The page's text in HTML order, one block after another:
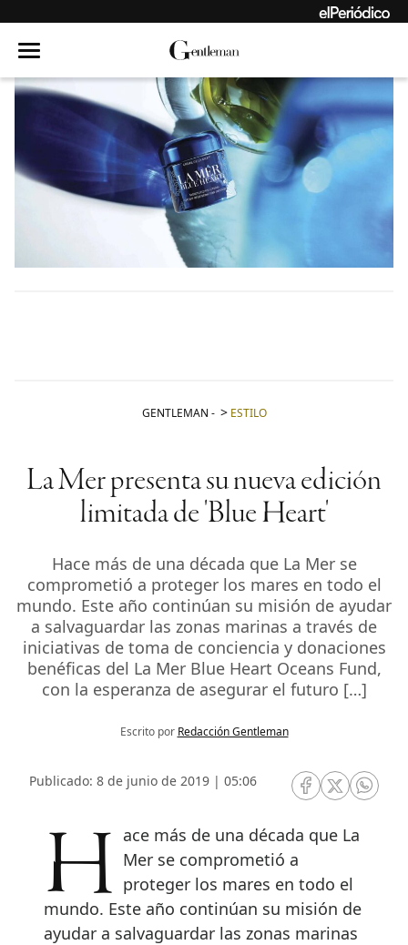
GENTLEMAN - ESTILO
La Mer presenta su nueva edición
limitada de 'Blue Heart'
Hace más de una década que La Mer se
comprometió a proteger los mares en todo el
mundo. Este año continúan su misión de ayudar
a salvaguardar las zonas marinas a través de
iniciativas de toma de conciencia y donaciones
benéficas del La Mer Blue Heart Oceans Fund,
con la esperanza de asegurar el futuro […]
Escrito por Redacción Gentleman
Publicado: 8 de junio de 2019 | 05:06
RRSS Facebook
RRSSRRSS
Hace más de una década que La Mer se comprometió a
proteger los mares en todo el
mundo. Este año continúan su misión de
ayudar a salvaguardar las zonas marinas